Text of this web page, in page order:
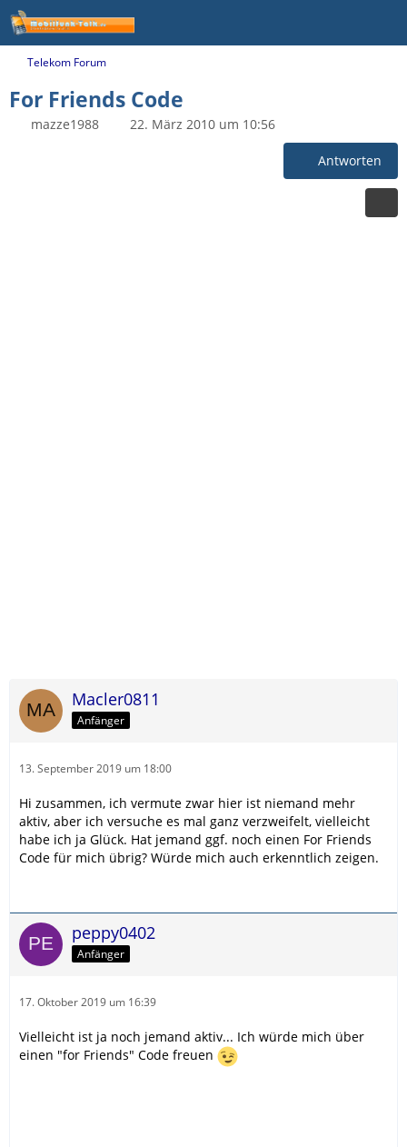
Telekom Forum
For Friends Code
mazze1988 22. März 2010 um 10:56
Antworten
Macler0811
Anfänger
13. September 2019 um 18:00
Hi zusammen, ich vermute zwar hier ist niemand mehr
aktiv, aber ich versuche es mal ganz verzweifelt, vielleicht
habe ich ja Glück. Hat jemand ggf. noch einen For Friends
Code für mich übrig? Würde mich auch erkenntlich zeigen.
peppy0402
Anfänger
17. Oktober 2019 um 16:39
Vielleicht ist ja noch jemand aktiv... Ich würde mich über
einen "for Friends" Code freuen